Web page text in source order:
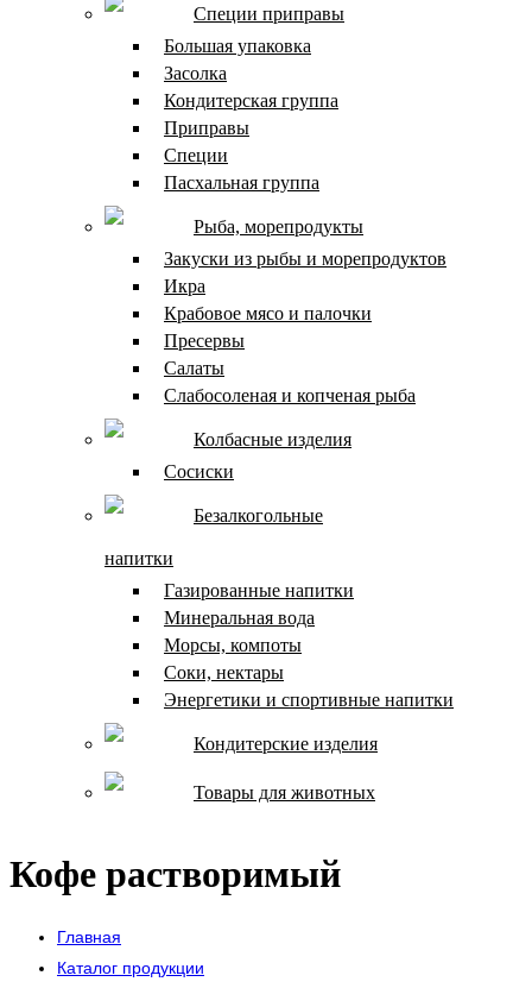
Специи приправы
Большая упаковка
Засолка
Кондитерская группа
Приправы
Специи
Пасхальная группа
Рыба, морепродукты
Закуски из рыбы и морепродуктов
Икра
Крабовое мясо и палочки
Пресервы
Салаты
Слабосоленая и копченая рыба
Колбасные изделия
Сосиски
Безалкогольные
напитки
Газированные напитки
Минеральная вода
Морсы, компоты
Соки, нектары
Энергетики и спортивные напитки
Кондитерские изделия
Товары для животных
Кофе растворимый
Главная
Каталог продукции